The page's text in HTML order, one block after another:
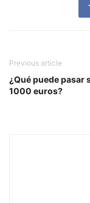
Previous article
¿Qué puede pasar
1000 euros?